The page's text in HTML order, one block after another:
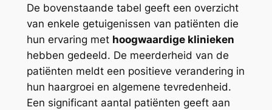
De bovenstaande tabel geeft een overzicht
van enkele getuigenissen van patiënten die
hun ervaring met hoogwaardige klinieken
hebben gedeeld. De meerderheid van de
patiënten meldt een positieve verandering in
hun haargroei en algemene tevredenheid.
Een significant aantal patiënten geeft aan